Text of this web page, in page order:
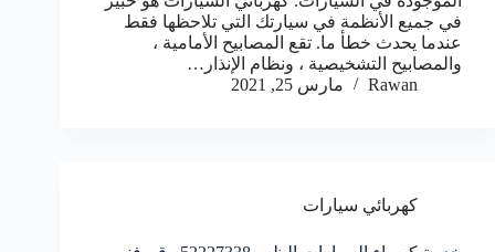
في جميع الأنظمة في سيارتك التي تلاحظها فقط
عندما يحدث خطأ ما. تقع المصابيح الأمامية ،
والمصابيح التشخيصية ، ونظام الإنذار…
Rawan
مارس 25, 2021
كهربائي سيارات